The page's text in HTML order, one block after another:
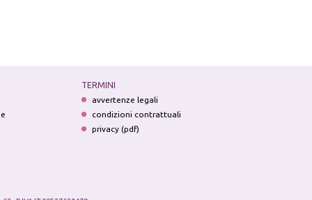
TERMINI
avvertenze legali
condizioni contrattuali
privacy (pdf)